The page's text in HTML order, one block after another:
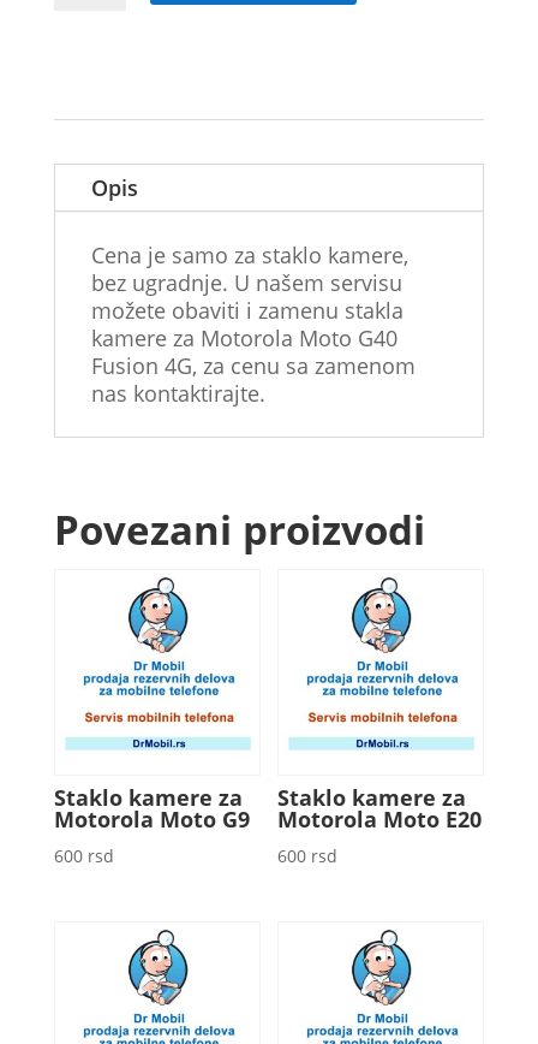
Fusion
količina
Opis
Cena je samo za staklo kamere,
bez ugradnje. U našem servisu
možete obaviti i zamenu stakla
kamere za Motorola Moto G40
Fusion 4G, za cenu sa zamenom
nas kontaktirajte.
Povezani proizvodi
Staklo kamere za
Motorola Moto G9
600 rsd
Staklo kamere za
Motorola Moto E20
600 rsd